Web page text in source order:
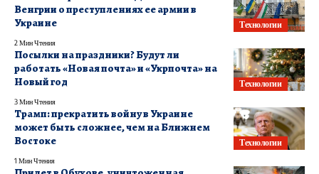
Технологии
Венгрии о преступлениях ее армии в
Украине
2 Мин Чтения
Технологии
Посылки на праздники? Будут ли
работать «Новая почта» и «Укрпочта» на
Новый год
3 Мин Чтения
Технологии
Трамп: прекратить войну в Украине
может быть сложнее, чем на Ближнем
Востоке
1 Мин Чтения